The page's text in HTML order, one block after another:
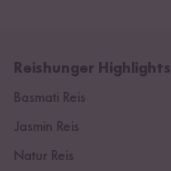
Reishunger Highlights
Basmati Reis
Jasmin Reis
Natur Reis